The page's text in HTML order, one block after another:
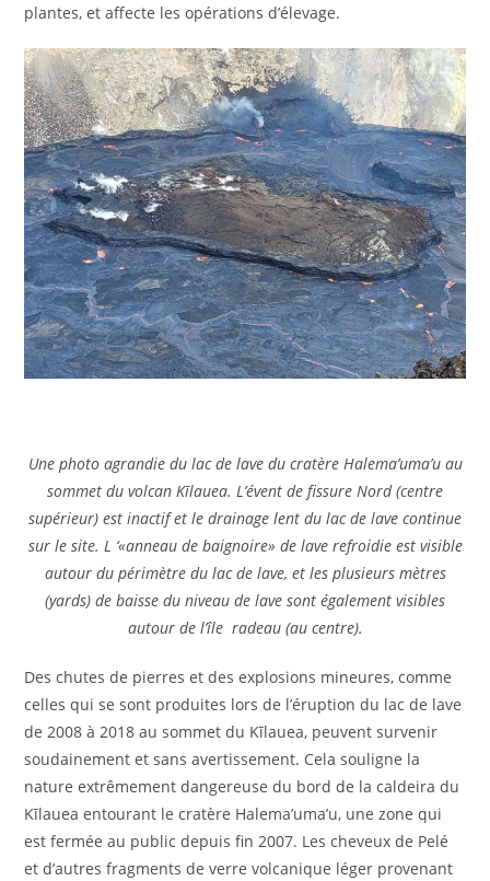
plantes, et affecte les opérations d’élevage.
Une photo agrandie du lac de lave du cratère Halema’uma’u au
sommet du volcan Kīlauea. L’évent de fissure Nord (centre
supérieur) est inactif et le drainage lent du lac de lave continue
sur le site. L ‘«anneau de baignoire» de lave refroidie est visible
autour du périmètre du lac de lave, et les plusieurs mètres
(yards) de baisse du niveau de lave sont également visibles
autour de l’île radeau (au centre).
Des chutes de pierres et des explosions mineures, comme
celles qui se sont produites lors de l’éruption du lac de lave
de 2008 à 2018 au sommet du Kīlauea, peuvent survenir
soudainement et sans avertissement. Cela souligne la
nature extrêmement dangereuse du bord de la caldeira du
Kīlauea entourant le cratère Halema’uma’u, une zone qui
est fermée au public depuis fin 2007. Les cheveux de Pelé
et d’autres fragments de verre volcanique léger provenant